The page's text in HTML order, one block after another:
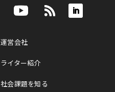
運営会社
ライター紹介
社会課題を知る